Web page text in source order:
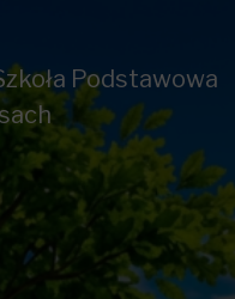
Podstawowa